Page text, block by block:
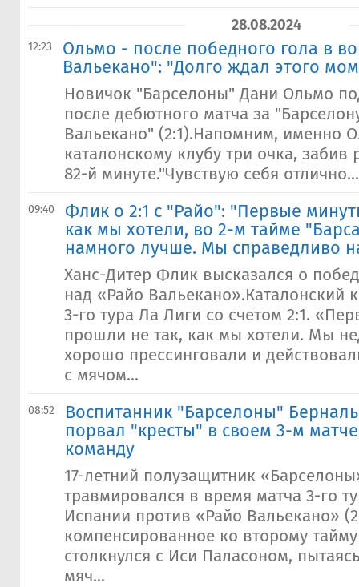
28.08.2024
12:23
Ольмо - после победного гола в
Вальекано": "Долго ждал этого
Новичок "Барселоны" Дани Ольмо
после дебютного матча за
Вальекано" (2:1).Напомним, именно
каталонскому клубу три очка,
82-й минуте."Чувствую себя отлично...
09:40
Флик о 2:1 с "Райо": "Первые
как мы хотели, во 2-м тайме
намного лучше. Мы справедливо
Ханс-Дитер Флик высказался о
над «Райо Вальекано».Каталонский
3-го тура Ла Лиги со счетом 2:1.
прошли не так, как мы хотели. Мы
хорошо прессинговали и
с мячом...
08:52
Воспитанник "Барселоны"
порвал "кресты" в своем 3-м
команду
17-летний полузащитник
травмировался в время матча 3-го
Испании против «Райо Вальекано»
компенсированное ко второму
столкнулся с Иси Паласоном,
мяч...